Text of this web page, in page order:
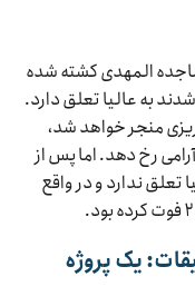
المهدی کشته شده
به عالیا تعلق دارد.
منجر خواهد شد،
رخ دهد. اما پس از
ندارد و در واقع
یک پروژه